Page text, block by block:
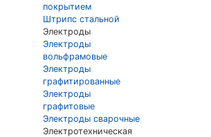
покрытием
Штрипс стальной
Электроды
Электроды
вольфрамовые
Электроды
графитированные
Электроды
графитовые
Электроды сварочные
Электротехническая